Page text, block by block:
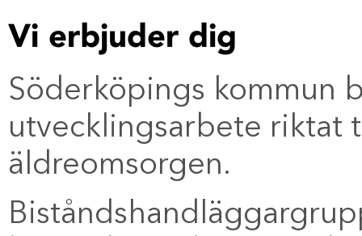
Vi erbjuder dig
Söderköpings kommun
utvecklingsarbete riktat
äldreomsorgen.